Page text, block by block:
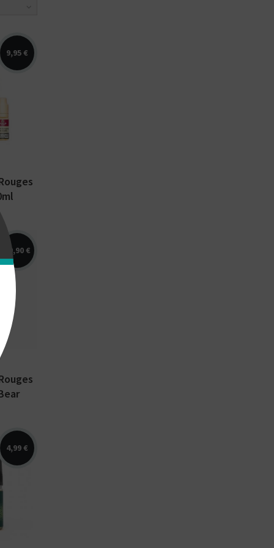
9,95 €
bois.
10,90 €
ml...
4,99 €
en